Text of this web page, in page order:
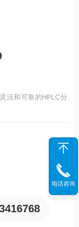
活和可靠的HPLC分
系列的持久承诺公司
新分析仪器及二手仪
电话咨询